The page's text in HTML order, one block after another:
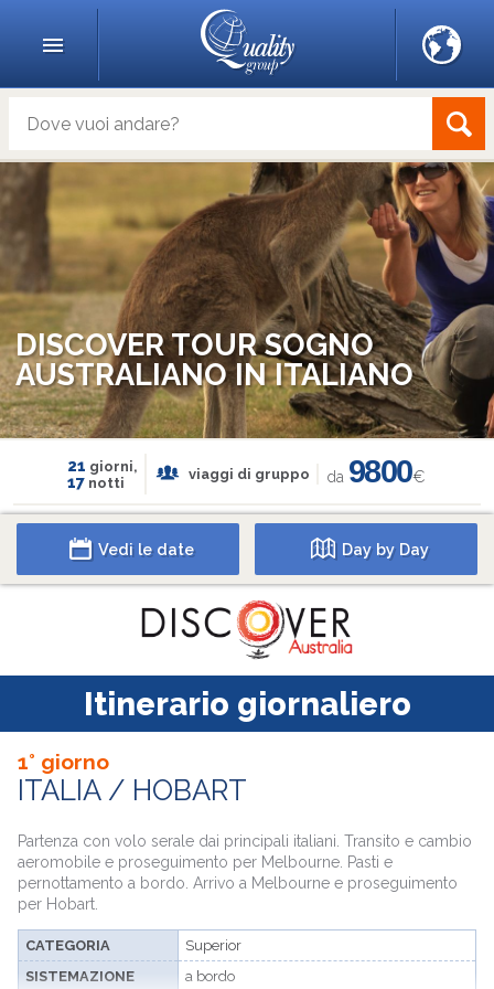
DISCOVER TOUR SOGNO
AUSTRALIANO IN ITALIANO
21 giorni,
17 notti
viaggi di gruppo da 9800€
Vedi le date Day by Day
Itinerario giornaliero
1° giorno
ITALIA / HOBART
Partenza con volo serale dai principali italiani. Transito e cambio
aeromobile e proseguimento per Melbourne. Pasti e
pernottamento a bordo. Arrivo a Melbourne e proseguimento
per Hobart.
CATEGORIA
Superior
SISTEMAZIONE
a bordo